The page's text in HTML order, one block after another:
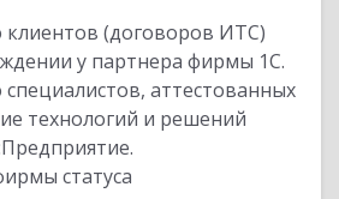
клиентов (договоров ИТС)
у партнера фирмы 1С.
специалистов, аттестованных
технологий и решений
статуса